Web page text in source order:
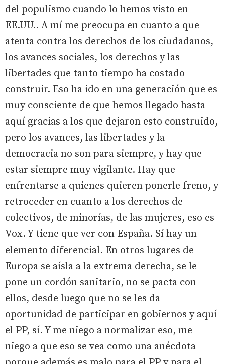
del populismo cuando lo hemos visto en
EE.UU.. A mí me preocupa en cuanto a que
atenta contra los derechos de los ciudadanos,
los avances sociales, los derechos y las
libertades que tanto tiempo ha costado
construir. Eso ha ido en una generación que es
muy consciente de que hemos llegado hasta
aquí gracias a los que dejaron esto construido,
pero los avances, las libertades y la
democracia no son para siempre, y hay que
estar siempre muy vigilante. Hay que
enfrentarse a quienes quieren ponerle freno, y
retroceder en cuanto a los derechos de
colectivos, de minorías, de las mujeres, eso es
Vox. Y tiene que ver con España. Sí hay un
elemento diferencial. En otros lugares de
Europa se aísla a la extrema derecha, se le
pone un cordón sanitario, no se pacta con
ellos, desde luego que no se les da
oportunidad de participar en gobiernos y aquí
el PP, sí. Y me niego a normalizar eso, me
niego a que eso se vea como una anécdota